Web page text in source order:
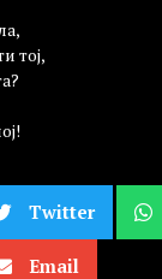
тој,
Twitter
Email